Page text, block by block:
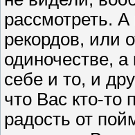
рассмотреть.
рекордов, или
одиночестве,
себе и то, и
что Вас кто-то
радость от